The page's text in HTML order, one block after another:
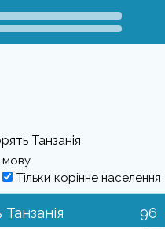
Танзанія
мову
Тільки корінне населення
96